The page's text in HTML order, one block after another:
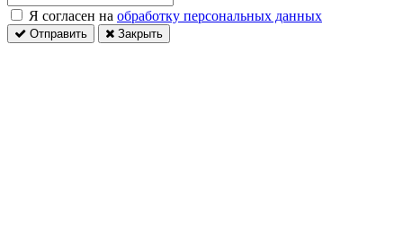
Я согласен на обработку персональных данных
Отправить Закрыть